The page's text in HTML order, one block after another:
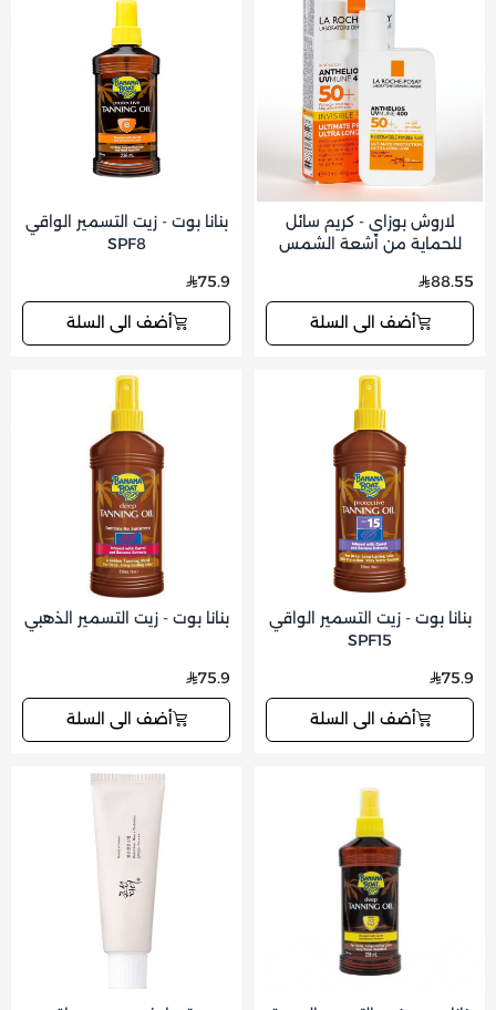
لاروش بوزاي - كريم سائل
للحماية من أشعة الشمس
88.55
أضف الى السلة
بنانا بوت - زيت التسمير الواقي
SPF8
75.9
أضف الى السلة
بنانا بوت - زيت التسمير الواقي
SPF15
75.9
أضف الى السلة
بنانا بوت - زيت التسمير الذهبي
75.9
أضف الى السلة